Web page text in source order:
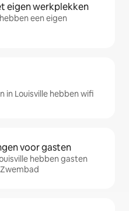
eigen werkplekken
een eigen
in Louisville hebben wifi
voor gasten
hebben gasten